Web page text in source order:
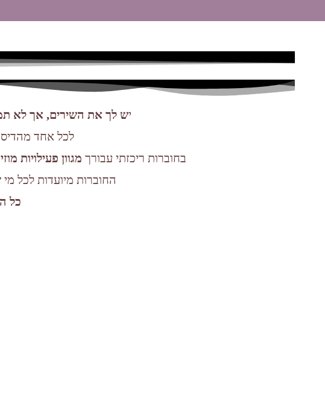
יש לך את השירים, אך לא
לכל אחד
בחוברות ריכזתי עבורך מגוון פעילויות
החוברות מיועדות לכל מי
כל